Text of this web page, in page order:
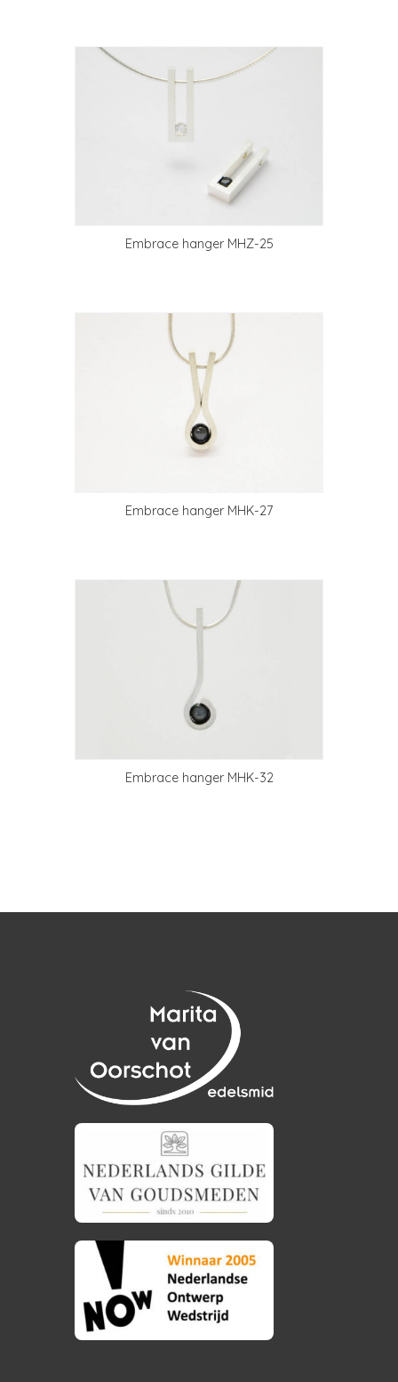
Embrace hanger MHZ-25
Embrace hanger MHK-27
Embrace hanger MHK-32